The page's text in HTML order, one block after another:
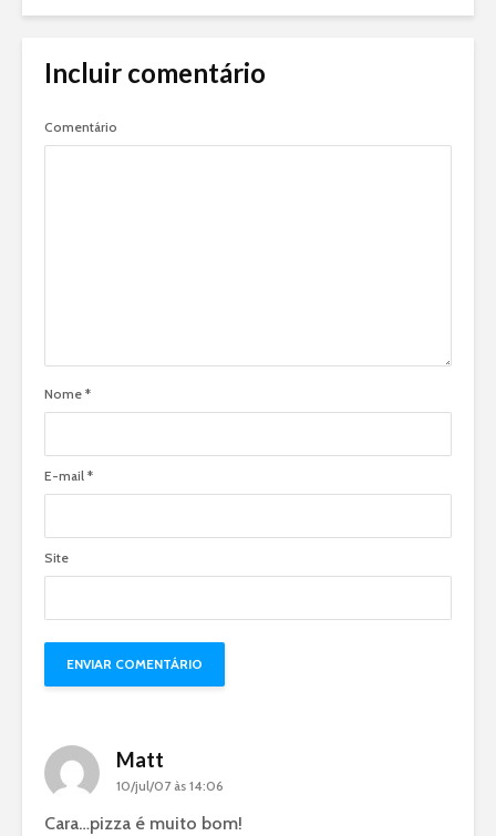
Incluir comentário
Comentário
Nome *
E-mail *
Site
Matt
10/jul/07 às 14:06
Cara…pizza é muito bom!